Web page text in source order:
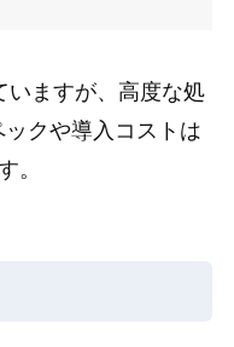
いますが、高度な処
クや導入コストは
。